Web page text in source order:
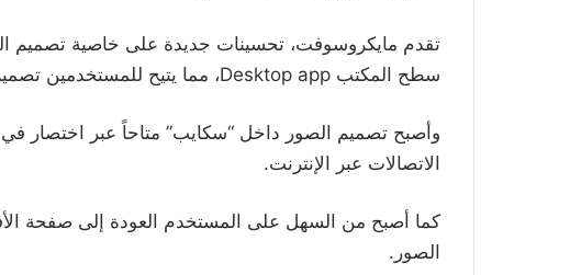
تقدم مايكروسوفت، تحسينات جديدة على خاصية تصميم
سطح المكتب Desktop app، مما يتيح للمستخدمين تصميم صور مذهلة مباشرة من نافذة الدردشة.
وأصبح تصميم الصور داخل “سكايب” متاحاً عبر اختصار في
الاتصالات عبر الإنترنت.
كما أصبح من السهل على المستخدم العودة إلى صفحة
الصور.